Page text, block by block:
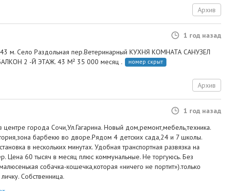
Архив
1 год назад
43 м. Село Раздольная пер.Ветеринарный КУХНЯ КОМНАТА САНУЗЕЛ
2 -Й ЭТАЖ. 43 М² 35 000 месяц .
номер скрыт
Архив
1 год назад
центре города Сочи,Ул.Гагарина. Новый дом,ремонт,мебель,техника.
барбекю во дворе.Рядом 4 детских сада,24 и 7 школы.
в нескольких минутах. Удобная транспортная развязка на
Цена 60 тысяч в месяц плюс коммунальные. Не торгуюсь. Без
собачка-кошечка,которая «ничего не портит»).только
Собственница.